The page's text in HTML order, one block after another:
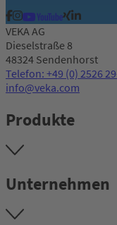
VEKA AG
Dieselstraße 8
48324 Sendenhorst
Telefon: +49 (0) 2526
info@veka.com
Produkte
Unternehmen